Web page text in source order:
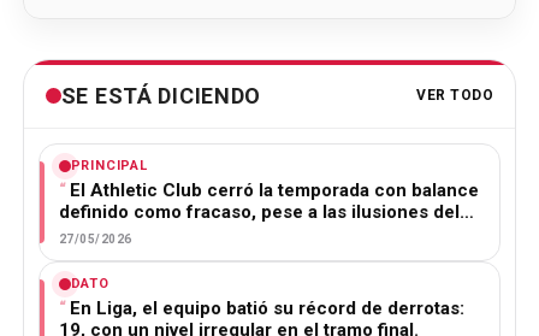
SE ESTÁ DICIENDO VER TODO
PRINCIPAL
El Athletic Club cerró la temporada con balance
definido como fracaso, pese a las ilusiones del…
27/05/2026
DATO
En Liga, el equipo batió su récord de derrotas:
19, con un nivel irregular en el tramo final.